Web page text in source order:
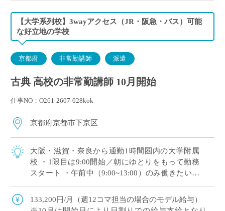
【大学系列校】3wayアクセス（JR・阪急・バス）可能
な好立地の学校
京都府 非常勤講師 派遣
古典 高校の非常勤講師 10月開始
仕事NO：O261-2607-028kok
京都府京都市下京区
大阪・滋賀・奈良から通勤1時間圏内の大学附属
校 ・1限目は9:00開始／朝にゆとりをもって勤務
スタート ・午前中（9:00~13:00）のみ働きたい！
た指導環境 ・新校舎も完 […]
133,200円/月（週12コマ担当の場合のモデル給与）